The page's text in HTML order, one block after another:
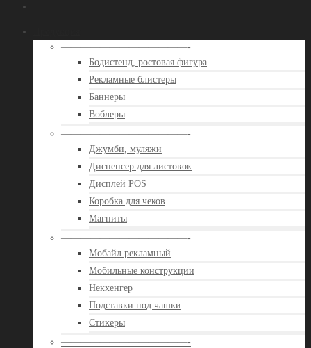
—————————————-
Бодистенд, ростовая фигура
Рекламные блистеры
Баннеры
Воблеры
—————————————-
Джумби, муляжи
Диспенсер для листовок
Дисплей POS
Коробка для чеков
Магниты
—————————————-
Мобайл рекламный
Мобильные конструкции
Некхенгер
Подставки под чашки
Стикеры
—————————————-